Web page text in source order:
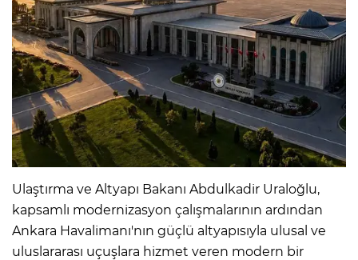
Ulaştırma ve Altyapı Bakanı Abdulkadir Uraloğlu,
kapsamlı modernizasyon çalışmalarının ardından
Ankara Havalimanı'nın güçlü altyapısıyla ulusal ve
uluslararası uçuşlara hizmet veren modern bir